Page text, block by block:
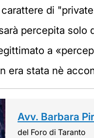
di
percepita
a
era stata nè
Avv. Barbara
del Foro di Taranto